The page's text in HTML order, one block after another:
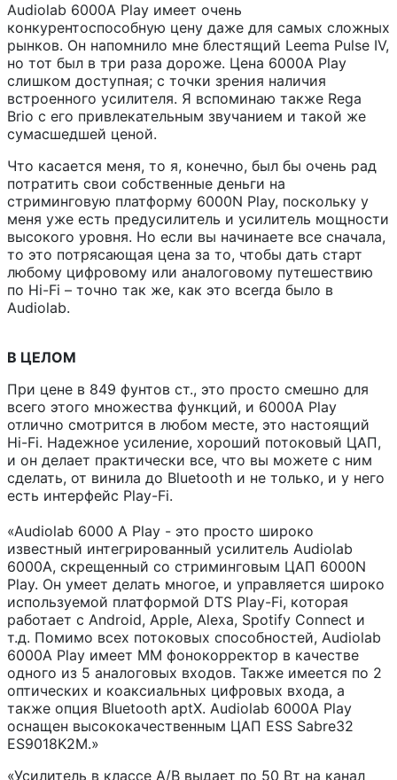
Audiolab 6000A Play имеет очень
конкурентоспособную цену даже для самых сложных
рынков. Он напомнило мне блестящий Leema Pulse IV,
но тот был в три раза дороже. Цена 6000A Play
слишком доступная; с точки зрения наличия
встроенного усилителя. Я вспоминаю также Rega
Brio с его привлекательным звучанием и такой же
сумасшедшей ценой.
Что касается меня, то я, конечно, был бы очень рад
потратить свои собственные деньги на
стриминговую платформу 6000N Play, поскольку у
меня уже есть предусилитель и усилитель мощности
высокого уровня. Но если вы начинаете все сначала,
то это потрясающая цена за то, чтобы дать старт
любому цифровому или аналоговому путешествию
по Hi-Fi – точно так же, как это всегда было в
Audiolab.
В ЦЕЛОМ
При цене в 849 фунтов ст., это просто смешно для
всего этого множества функций, и 6000A Play
отлично смотрится в любом месте, это настоящий
Hi-Fi. Надежное усиление, хороший потоковый ЦАП,
и он делает практически все, что вы можете с ним
сделать, от винила до Bluetooth и не только, и у него
есть интерфейс Play-Fi.
«Audiolab 6000 A Play - это просто широко
известный интегрированный усилитель Audiolab
6000A, скрещенный со стриминговым ЦАП 6000N
Play. Он умеет делать многое, и управляется широко
используемой платформой DTS Play-Fi, которая
работает с Android, Apple, Alexa, Spotify Connect и
т.д. Помимо всех потоковых способностей, Audiolab
6000A Play имеет MM фонокорректор в качестве
одного из 5 аналоговых входов. Также имеется по 2
оптических и коаксиальных цифровых входа, а
также опция Bluetooth aptX. Audiolab 6000A Play
оснащен высококачественным ЦАП ESS Sabre32
ES9018K2M.»
«Усилитель в классе A/B выдает по 50 Вт на канал